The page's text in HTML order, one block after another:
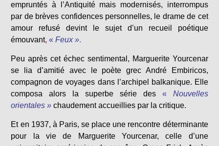
empruntés à l’Antiquité mais modernisés, interrompus
par de brèves confidences personnelles, le drame de cet
amour refusé devint le sujet d’un recueil poétique
émouvant, «Feux ».
Peu après cet échec sentimental, Marguerite Yourcenar
se lia d’amitié avec le poète grec André Embiricos,
compagnon de voyages dans l’archipel balkanique. Elle
composa alors la superbe série des« Nouvelles
orientales » chaudement accueillies par la critique.
Et en 1937, à Paris, se place une rencontre déterminante
pour la vie de Marguerite Yourcenar, celle d’une